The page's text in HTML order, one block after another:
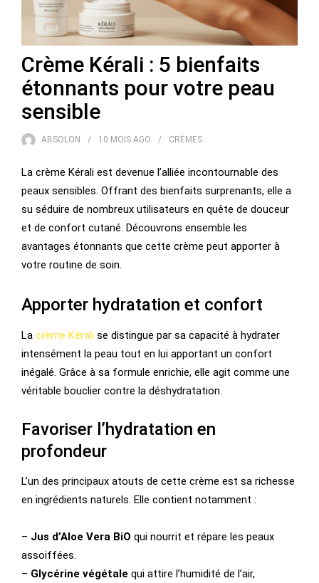
Crème Kérali : 5 bienfaits
étonnants pour votre peau
sensible
ABSOLON 10 MOIS AGO CRÈMES
La crème Kérali est devenue l’alliée incontournable des
peaux sensibles. Offrant des bienfaits surprenants, elle a
su séduire de nombreux utilisateurs en quête de douceur
et de confort cutané. Découvrons ensemble les
avantages étonnants que cette crème peut apporter à
votre routine de soin.
Apporter hydratation et confort
La crème Kérali se distingue par sa capacité à hydrater
intensément la peau tout en lui apportant un confort
inégalé. Grâce à sa formule enrichie, elle agit comme une
véritable bouclier contre la déshydratation.
Favoriser l’hydratation en
profondeur
L’un des principaux atouts de cette crème est sa richesse
en ingrédients naturels. Elle contient notamment :
– Jus d’Aloe Vera BiO qui nourrit et répare les peaux
assoiffées.
– Glycérine végétale qui attire l’humidité de l’air,